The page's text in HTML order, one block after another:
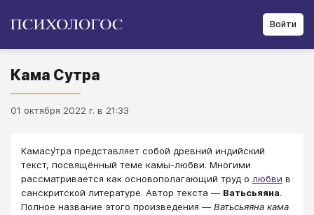
Войти
Кама Сутра
01 октября 2022 г. в 21:33
Камасу́тра представляет собой древний индийский
текст, посвящённый теме камы-любви. Многими
рассматривается как основополагающий труд о любви в
санскритской литературе. Автор текста — Ватьсьяяна.
Полное название этого произведения —Ватьсьяяна кама